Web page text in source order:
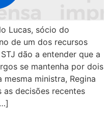
Lucas, sócio do
de um dos recursos
dão a entender que a
se mantenha por dois
ministra, Regina
as decisões recentes